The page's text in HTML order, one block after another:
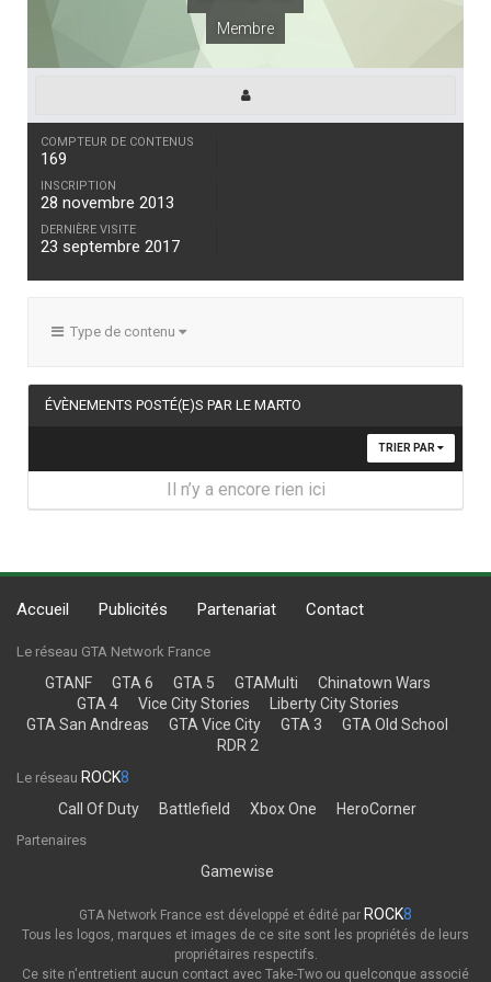
Membre
COMPTEUR DE CONTENUS
169
INSCRIPTION
28 novembre 2013
DERNIÈRE VISITE
23 septembre 2017
Type de contenu
ÉVÈNEMENTS POSTÉ(E)S PAR LE MARTO
TRIER PAR
Il n’y a encore rien ici
Accueil Publicités Partenariat Contact
Le réseau GTA Network France
GTANF GTA 6 GTA 5 GTAMulti
Chinatown Wars
GTA 4
Vice City Stories
Liberty City Stories
GTA San Andreas
GTA Vice City GTA 3
GTA Old School
RDR 2
Le réseau ROCK8
Call Of Duty
Battlefield Xbox One HeroCorner
Partenaires
Gamewise
GTA Network France est développé et édité par ROCK8
Tous les logos, marques et images de ce site sont les propriétés de leurs
propriétaires respectifs.
Ce site n'entretient aucun contact avec Take-Two ou quelconque associé